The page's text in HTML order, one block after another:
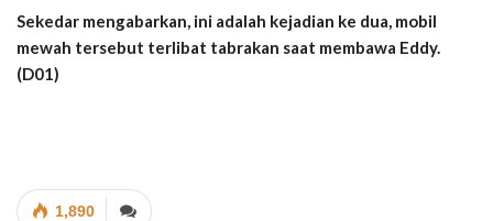
Sekedar mengabarkan, ini adalah kejadian ke dua, mobil
mewah tersebut terlibat tabrakan saat membawa Eddy.
(D01)
1,890